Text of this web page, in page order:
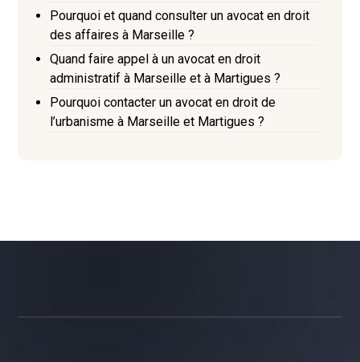
Pourquoi et quand consulter un avocat en droit
des affaires à Marseille ?
Quand faire appel à un avocat en droit
administratif à Marseille et à Martigues ?
Pourquoi contacter un avocat en droit de
l’urbanisme à Marseille et Martigues ?